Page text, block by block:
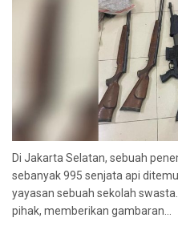
Di Jakarta Selatan, sebuah
sebanyak 995 senjata api
yayasan sebuah sekolah
pihak, memberikan gambaran...